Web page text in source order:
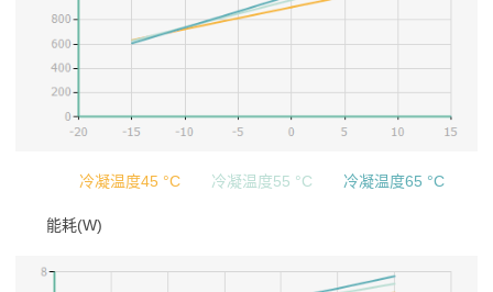
冷凝温度45 °C 冷凝温度55 °C 冷凝温度65 °C
能耗(W)